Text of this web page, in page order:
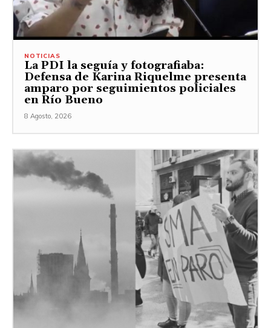
NOTICIAS
La PDI la seguía y fotografiaba:
Defensa de Karina Riquelme presenta
amparo por seguimientos policiales
en Río Bueno
8 Agosto, 2026